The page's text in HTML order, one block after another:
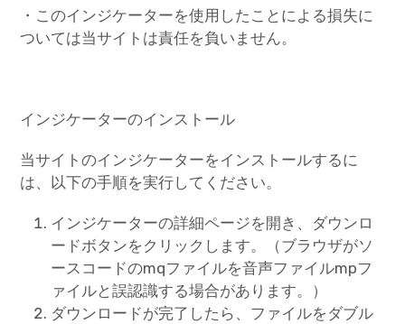
・このインジケーターを使用したことによる損失に
ついては当サイトは責任を負いません。
インジケーターのインストール
当サイトのインジケーターをインストールするに
は、以下の手順を実行してください。
インジケーターの詳細ページを開き、ダウンロ
ードボタンをクリックします。（ブラウザがソ
ースコードのmqファイルを音声ファイルmpフ
ァイルと誤認識する場合があります。）
ダウンロードが完了したら、ファイルをダブル